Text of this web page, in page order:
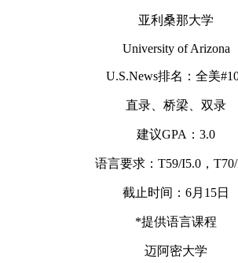
亚利桑那大学
University of Arizona
U.S.News排名：全美
直录、桥梁、双录
建议GPA：3.0
语言要求：T59/I5.0，
截止时间：6月15日
*提供语言课程
迈阿密大学